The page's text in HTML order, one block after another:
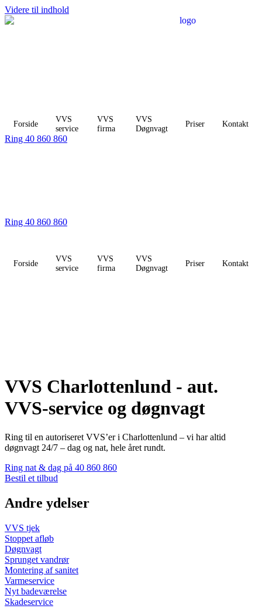
Videre til indhold
Forside
VVS
service
VVS
firma
VVS
Døgnvagt
Priser Kontakt
Ring 40 860 860
Ring 40 860 860
Forside
VVS
service
VVS
firma
VVS
Døgnvagt
Priser Kontakt
VVS Charlottenlund - aut.
VVS-service og døgnvagt
Ring til en autoriseret VVS’er i Charlottenlund – vi har altid
døgnvagt 24/7 – dag og nat, hele året rundt.
Ring nat & dag på 40 860 860
Bestil et tilbud
Andre ydelser
VVS tjek
Stoppet afløb
Døgnvagt
Sprunget vandrør
Montering af sanitet
Varmeservice
Nyt badeværelse
Skadeservice